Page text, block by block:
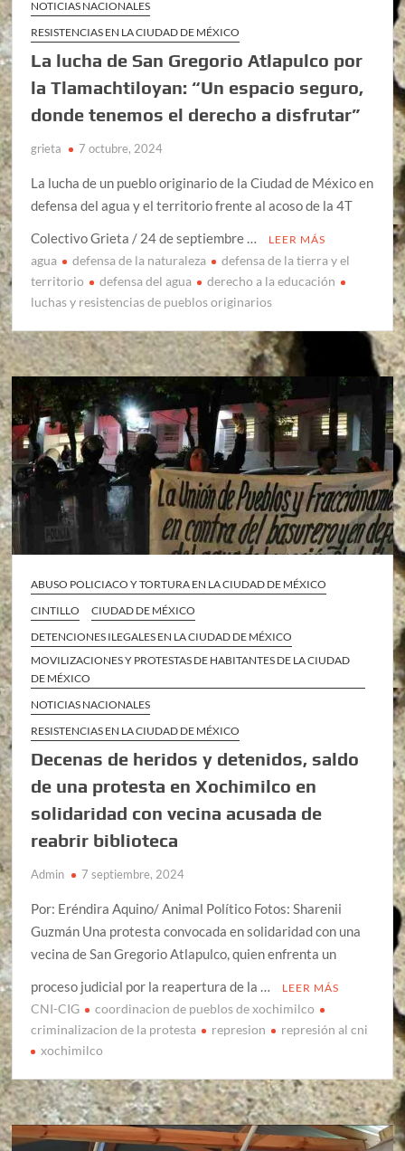
NOTICIAS NACIONALES
RESISTENCIAS EN LA CIUDAD DE MÉXICO
La lucha de San Gregorio Atlapulco por
la Tlamachtiloyan: “Un espacio seguro,
donde tenemos el derecho a disfrutar”
grieta 7 octubre, 2024
La lucha de un pueblo originario de la Ciudad de México en
defensa del agua y el territorio frente al acoso de la 4T
Colectivo Grieta / 24 de septiembre …
LEER MÁS
agua defensa de la naturaleza
defensa de la tierra y el
territorio
defensa del agua
derecho a la educación
luchas y resistencias de pueblos originarios
ABUSO POLICIACO Y TORTURA EN LA CIUDAD DE MÉXICO
CINTILLO
CIUDAD DE MÉXICO
DETENCIONES ILEGALES EN LA CIUDAD DE MÉXICO
MOVILIZACIONES Y PROTESTAS DE HABITANTES DE LA CIUDAD
DE MÉXICO
NOTICIAS NACIONALES
RESISTENCIAS EN LA CIUDAD DE MÉXICO
Decenas de heridos y detenidos, saldo
de una protesta en Xochimilco en
solidaridad con vecina acusada de
reabrir biblioteca
Admin 7 septiembre, 2024
Por: Eréndira Aquino/ Animal Político Fotos: Sharenii
Guzmán Una protesta convocada en solidaridad con una
vecina de San Gregorio Atlapulco, quien enfrenta un
proceso judicial por la reapertura de la …
LEER MÁS
CNI-CIG
coordinacion de pueblos de xochimilco
criminalizacion de la protesta
represion
represión al cni
xochimilco